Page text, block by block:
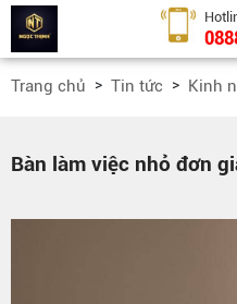
Trang chủ Tin tức Kinh
Bàn làm việc nhỏ đơn